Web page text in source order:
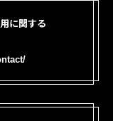
に関する